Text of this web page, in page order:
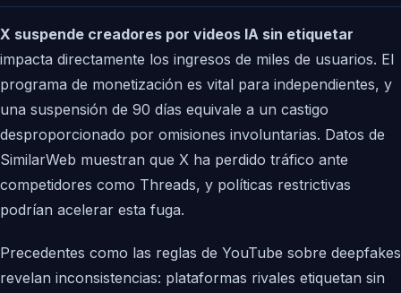
X suspende creadores por videos IA sin etiquetar
impacta directamente los ingresos de miles de usuarios. El
programa de monetización es vital para independientes, y
una suspensión de 90 días equivale a un castigo
desproporcionado por omisiones involuntarias. Datos de
SimilarWeb muestran que X ha perdido tráfico ante
competidores como Threads, y políticas restrictivas
podrían acelerar esta fuga.
Precedentes como las reglas de YouTube sobre deepfakes
revelan inconsistencias: plataformas rivales etiquetan sin